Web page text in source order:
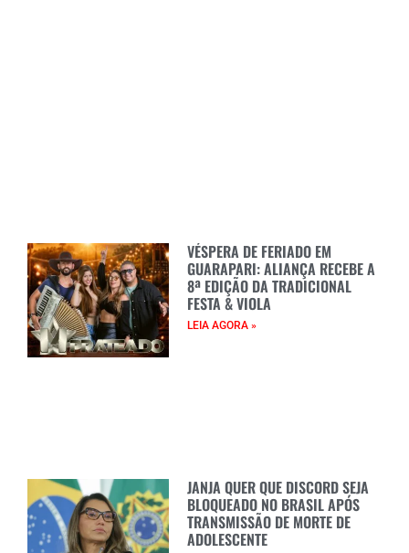
VÉSPERA DE FERIADO EM
GUARAPARI: ALIANÇA RECEBE A
8ª EDIÇÃO DA TRADICIONAL
FESTA & VIOLA
LEIA AGORA »
JANJA QUER QUE DISCORD SEJA
BLOQUEADO NO BRASIL APÓS
TRANSMISSÃO DE MORTE DE
ADOLESCENTE